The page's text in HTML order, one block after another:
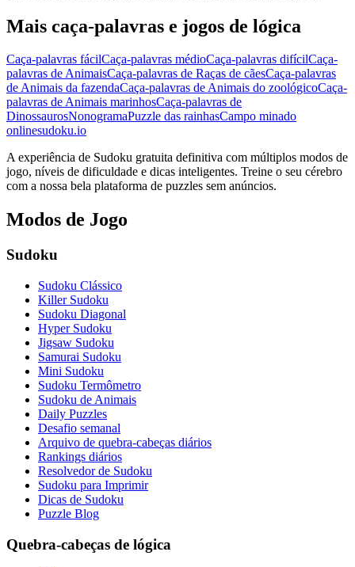
Mais caça-palavras e jogos de lógica
Caça-palavras fácilCaça-palavras médioCaça-palavras difícilCaça-
palavras de AnimaisCaça-palavras de Raças de cãesCaça-palavras
de Animais da fazendaCaça-palavras de Animais do zoológicoCaça-
palavras de Animais marinhosCaça-palavras de
DinossaurosNonogramaPuzzle das rainhasCampo minado
onlinesudoku.io
A experiência de Sudoku gratuita definitiva com múltiplos modos de
jogo, níveis de dificuldade e dicas inteligentes. Treine o seu cérebro
com a nossa bela plataforma de puzzles sem anúncios.
Modos de Jogo
Sudoku
Sudoku Clássico
Killer Sudoku
Sudoku Diagonal
Hyper Sudoku
Jigsaw Sudoku
Samurai Sudoku
Mini Sudoku
Sudoku Termômetro
Sudoku de Animais
Daily Puzzles
Desafio semanal
Arquivo de quebra-cabeças diários
Rankings diários
Resolvedor de Sudoku
Sudoku para Imprimir
Dicas de Sudoku
Puzzle Blog
Quebra-cabeças de lógica